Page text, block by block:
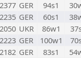
2377 GER 94s1
2235 GER 60s1
2050 UKR 86w1
2223 GER 100w1
2182 GER 83s1